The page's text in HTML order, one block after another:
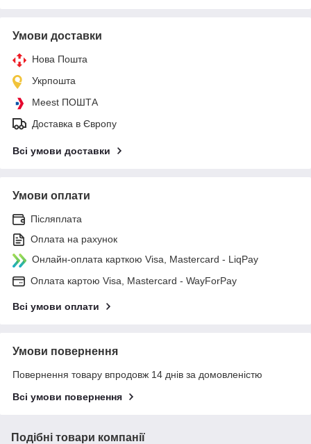
Умови доставки
Нова Пошта
Укрпошта
Meest ПОШТА
Доставка в Європу
Всі умови доставки
Умови оплати
Післяплата
Оплата на рахунок
Онлайн-оплата карткою Visa, Mastercard - LiqPay
Оплата картою Visa, Mastercard - WayForPay
Всі умови оплати
Умови повернення
Повернення товару впродовж 14 днів за домовленістю
Всі умови повернення
Подібні товари компанії